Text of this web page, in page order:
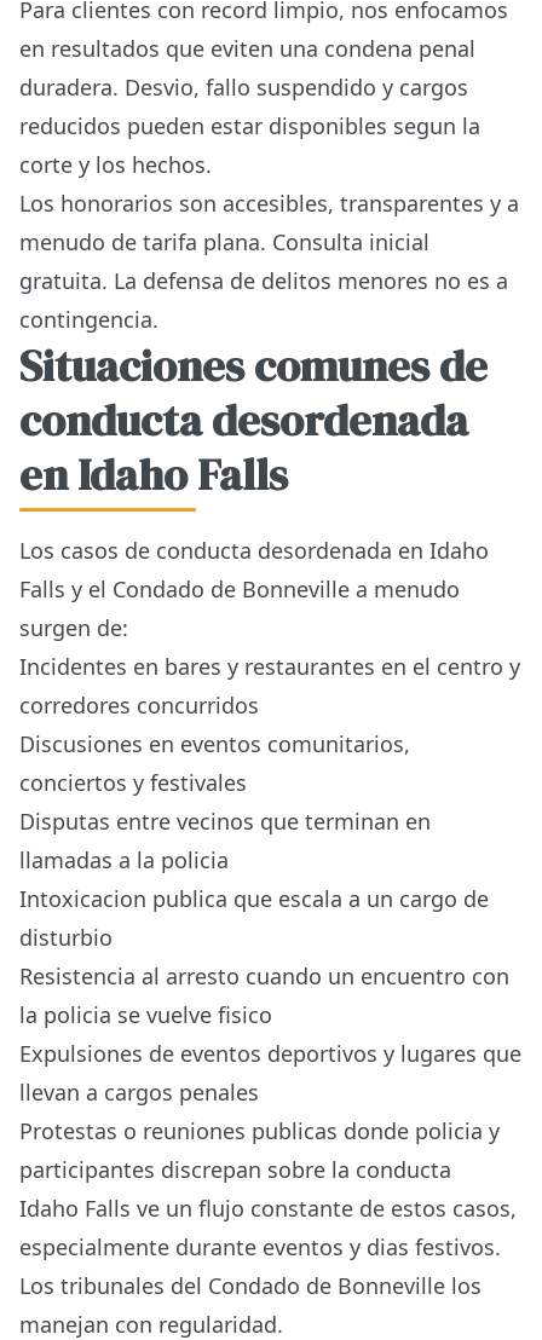
Para clientes con record limpio, nos enfocamos
en resultados que eviten una condena penal
duradera. Desvio, fallo suspendido y cargos
reducidos pueden estar disponibles segun la
corte y los hechos.
Los honorarios son accesibles, transparentes y a
menudo de tarifa plana. Consulta inicial
gratuita. La defensa de delitos menores no es a
contingencia.
Situaciones comunes de
conducta desordenada
en Idaho Falls
Los casos de conducta desordenada en Idaho
Falls y el Condado de Bonneville a menudo
surgen de:
Incidentes en bares y restaurantes en el centro y
corredores concurridos
Discusiones en eventos comunitarios,
conciertos y festivales
Disputas entre vecinos que terminan en
llamadas a la policia
Intoxicacion publica que escala a un cargo de
disturbio
Resistencia al arresto cuando un encuentro con
la policia se vuelve fisico
Expulsiones de eventos deportivos y lugares que
llevan a cargos penales
Protestas o reuniones publicas donde policia y
participantes discrepan sobre la conducta
Idaho Falls ve un flujo constante de estos casos,
especialmente durante eventos y dias festivos.
Los tribunales del Condado de Bonneville los
manejan con regularidad.